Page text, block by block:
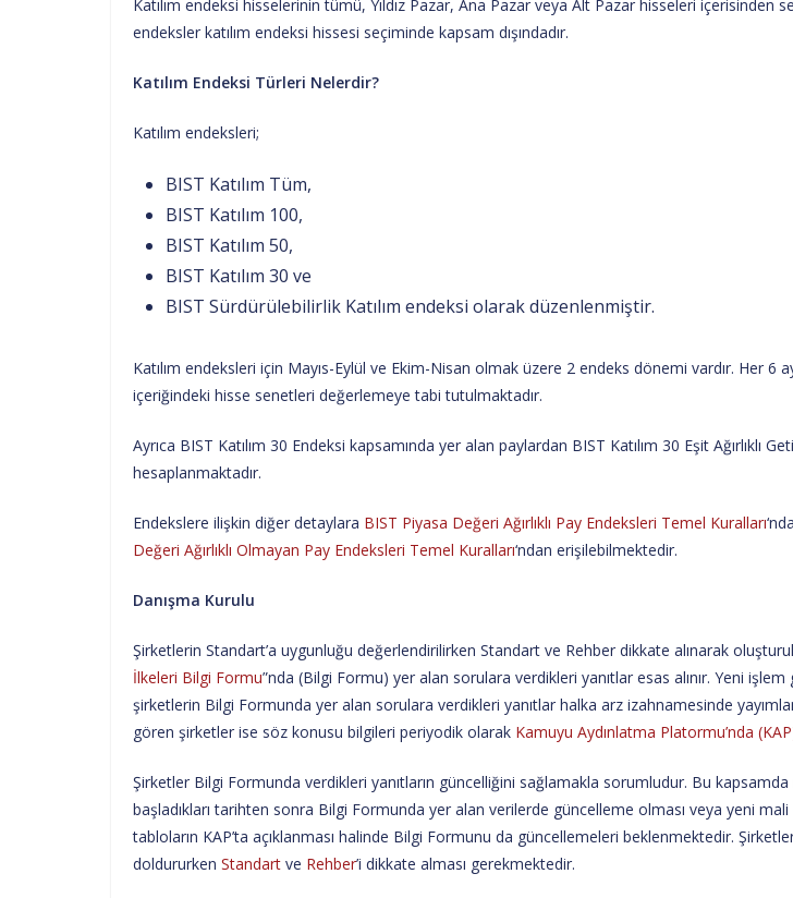
Katılım endeksi hisselerinin tümü, Yıldız Pazar, Ana Pazar veya Alt Pazar hisseleri içerisinden
endeksler katılım endeksi hissesi seçiminde kapsam dışındadır.
Katılım Endeksi Türleri Nelerdir?
Katılım endeksleri;
BIST Katılım Tüm,
BIST Katılım 100,
BIST Katılım 50,
BIST Katılım 30 ve
BIST Sürdürülebilirlik Katılım endeksi olarak düzenlenmiştir.
Katılım endeksleri için Mayıs-Eylül ve Ekim-Nisan olmak üzere 2 endeks dönemi vardır. Her 6
içeriğindeki hisse senetleri değerlemeye tabi tutulmaktadır.
Ayrıca BIST Katılım 30 Endeksi kapsamında yer alan paylardan BIST Katılım 30 Eşit Ağırlıklı
hesaplanmaktadır.
Endekslere ilişkin diğer detaylara BIST Piyasa Değeri Ağırlıklı Pay Endeksleri Temel Kuralları
Değeri Ağırlıklı Olmayan Pay Endeksleri Temel Kuralları‘ndan erişilebilmektedir.
Danışma Kurulu
Şirketlerin Standart’a uygunluğu değerlendirilirken Standart ve Rehber dikkate alınarak
İlkeleri Bilgi Formu”nda (Bilgi Formu) yer alan sorulara verdikleri yanıtlar esas alınır. Yeni
şirketlerin Bilgi Formunda yer alan sorulara verdikleri yanıtlar halka arz izahnamesinde
gören şirketler ise söz konusu bilgileri periyodik olarak Kamuyu Aydınlatma Platormu’nda
Şirketler Bilgi Formunda verdikleri yanıtların güncelliğini sağlamakla sorumludur. Bu
başladıkları tarihten sonra Bilgi Formunda yer alan verilerde güncelleme olması veya yeni
tabloların KAP’ta açıklanması halinde Bilgi Formunu da güncellemeleri beklenmektedir.
doldururken Standart ve Rehber’i dikkate alması gerekmektedir.